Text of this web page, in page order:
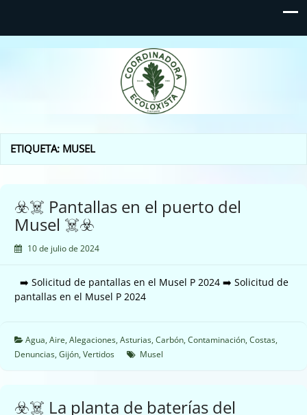
Coordinadora Ecoloxista
d'Asturies
ETIQUETA: MUSEL
☣️☠️ Pantallas en el puerto del
Musel ☠️☣️
10 de julio de 2024
➡️ Solicitud de pantallas en el Musel P 2024 ➡️ Solicitud de
pantallas en el Musel P 2024
Agua, Aire, Alegaciones, Asturias, Carbón, Contaminación, Costas,
Denuncias, Gijón, Vertidos Musel
☣️☠️ La planta de baterías del